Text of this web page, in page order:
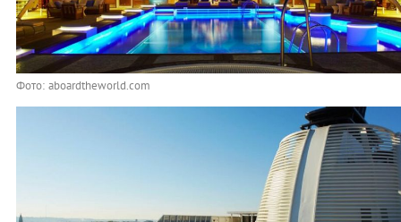
Фото: aboardtheworld.com